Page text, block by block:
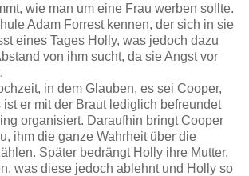
wie man um eine Frau werben sollte.
Adam Forrest kennen, der sich in sie
eines Tages Holly, was jedoch dazu
von ihm sucht, da sie Angst vor
in dem Glauben, es sei Cooper,
ist er mit der Braut lediglich befreundet
organisiert. Daraufhin bringt Cooper
ihm die ganze Wahrheit über die
Später bedrängt Holly ihre Mutter,
was diese jedoch ablehnt und Holly so